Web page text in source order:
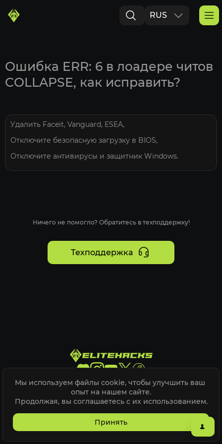
RUS
Ошибка ERR: 6 в лоадере читов
COLLAPSE, как исправить?
Удалить Faceit, Vanguard, ESEA,
Отключите безопасную загрузку в BIOS,
Отключите антивирусы и защитник Windows.
Ничего не помогло? Обратитесь в техподдержку!
Техподдержка
Мы используем файлы cookie, чтобы улучшить ваш
опыт на нашем сайте.
Продолжая, вы соглашаетесь с их использованием.
Принять
Elite Hacks @2026
ELITEPVPERS